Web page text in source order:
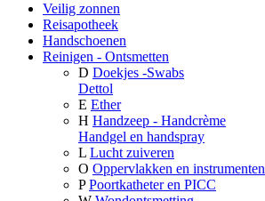
Veilig zonnen
Reisapotheek
Handschoenen
Reinigen - Ontsmetten
D Doekjes -Swabs
Dettol
E Ether
H Handzeep - Handcrème
Handgel en handspray
L Lucht zuiveren
O Oppervlakken en instrumenten
P Poortkatheter en PICC